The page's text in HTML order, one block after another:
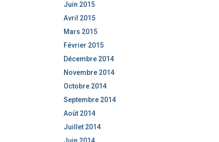
Juin 2015
Avril 2015
Mars 2015
Février 2015
Décembre 2014
Novembre 2014
Octobre 2014
Septembre 2014
Août 2014
Juillet 2014